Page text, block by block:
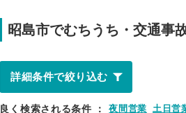
昭島市でむちうち・交通事
詳細条件で絞り込む
良く検索される条件 ： 夜間営業 土日営